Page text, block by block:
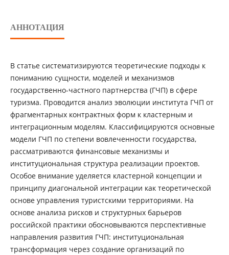
АННОТАЦИЯ
В статье систематизируются теоретические подходы к
пониманию сущности, моделей и механизмов
государственно-частного партнерства (ГЧП) в сфере
туризма. Проводится анализ эволюции института ГЧП от
фрагментарных контрактных форм к кластерным и
интеграционным моделям. Классифицируются основные
модели ГЧП по степени вовлеченности государства,
рассматриваются финансовые механизмы и
институциональная структура реализации проектов.
Особое внимание уделяется кластерной концепции и
принципу диагональной интеграции как теоретической
основе управления туристскими территориями. На
основе анализа рисков и структурных барьеров
российской практики обосновываются перспективные
направления развития ГЧП: институциональная
трансформация через создание организаций по